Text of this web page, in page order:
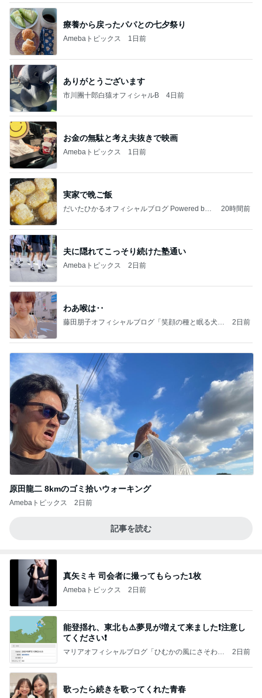
療養から戻ったパパとの七夕祭り
Amebaトピックス 1日前
ありがとうございます
市川團十郎白猿オフィシャルB 4日前
お金の無駄と考え夫抜きで映画
Amebaトピックス 1日前
実家で晩ご飯
だいたひかるオフィシャルブログ Powered by
20時間前
夫に隠れてこっそり続けた塾通い
Amebaトピックス 2日前
わあ喉は‥
藤田朋子オフィシャルブログ「笑顔の種と眠る犬」
2日前
原田龍二 8kmのゴミ拾いウォーキング
Amebaトピックス 2日前
記事を読む
真矢ミキ 司会者に撮ってもらった1枚
Amebaトピックス 2日前
能登揺れ、東北も⚠️夢見が増えて来ました❗️注意し
てください❗️
マリアオフィシャルブログ「ひむかの風にさそわれ
2日前
歌ったら続きを歌ってくれた青春